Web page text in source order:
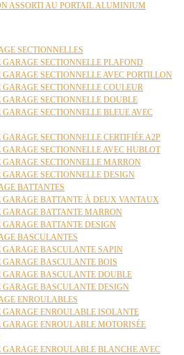
ASSORTI AU PORTAIL ALUMINIUM
SECTIONNELLES
GARAGE SECTIONNELLE PLAFOND
GARAGE SECTIONNELLE AVEC PORTILLON
GARAGE SECTIONNELLE COULEUR
GARAGE SECTIONNELLE DOUBLE
GARAGE SECTIONNELLE BLEUE AVEC
GARAGE SECTIONNELLE CERTIFIÉE A2P
GARAGE SECTIONNELLE AVEC HUBLOT
GARAGE SECTIONNELLE MARRON
GARAGE SECTIONNELLE DESIGN
BATTANTES
GARAGE BATTANTE À DEUX VANTAUX
GARAGE BATTANTE MARRON
GARAGE BATTANTE DESIGN
BASCULANTES
GARAGE BASCULANTE SAPIN
GARAGE BASCULANTE BOIS
GARAGE BASCULANTE DOUBLE
GARAGE BASCULANTE DESIGN
ENROULABLES
GARAGE ENROULABLE ISOLANTE
GARAGE ENROULABLE MOTORISÉE
GARAGE ENROULABLE BLANCHE AVEC